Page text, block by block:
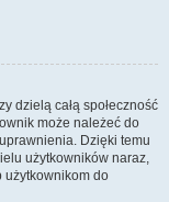
dzielą całą społeczność
może należeć do
Dzięki temu
użytkowników naraz,
użytkownikom do